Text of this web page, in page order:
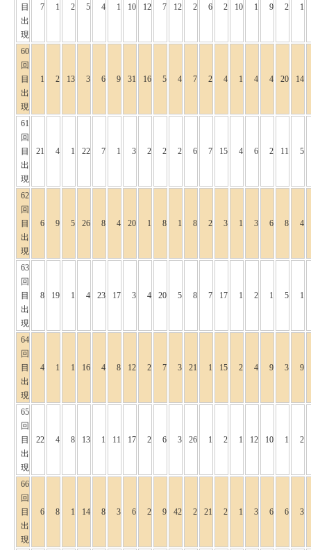
目
出
現
7 1 2 5 4 1 10 12 7 12 2 6 2 10 1 9 2 1
60
回
目
出
現
1 2 13 3 6 9 31 16 5 4 7 2 4 1 4 4 20 14
61
回
目
出
現
21 4 1 22 7 1 3 2 2 2 6 7 15 4 6 2 11 5
62
回
目
出
現
6 9 5 26 8 4 20 1 8 1 8 2 3 1 3 6 8 4
63
回
目
出
現
8 19 1 4 23 17 3 4 20 5 8 7 17 1 2 1 5 1
64
回
目
出
現
4 1 1 16 4 8 12 2 7 3 21 1 15 2 4 9 3 9
65
回
目
出
現
22 4 8 13 1 11 17 2 6 3 26 1 2 1 12 10 1 2
66
回
目
出
現
6 8 1 14 8 3 6 2 9 42 2 21 2 1 3 6 6 3